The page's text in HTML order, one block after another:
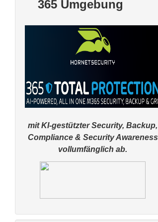
365 Umgebung
mit KI-gestützter Security,Backup,
Compliance & Security Awareness
vollumfänglich ab.